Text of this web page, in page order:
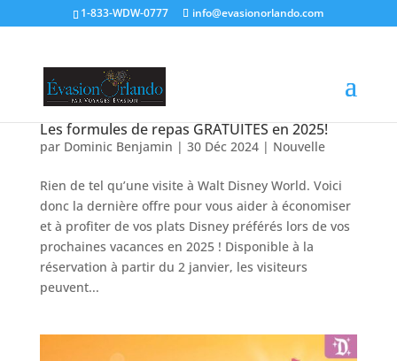
1-833-WDW-0777 info@evasionorlando.com
Les formules de repas GRATUITES en 2025!
par Dominic Benjamin | 30 Déc 2024| Nouvelle
Rien de tel qu’une visite à Walt Disney World. Voici
donc la dernière offre pour vous aider à économiser
et à profiter de vos plats Disney préférés lors de vos
prochaines vacances en 2025 ! Disponible à la
réservation à partir du 2 janvier, les visiteurs
peuvent...